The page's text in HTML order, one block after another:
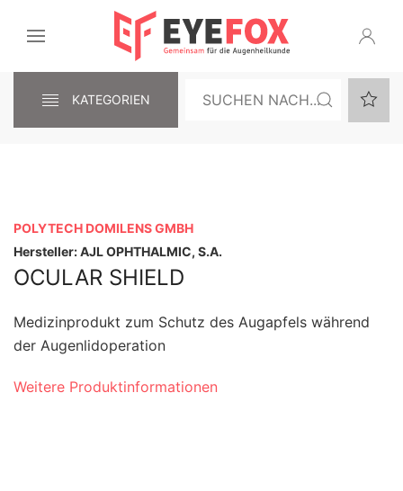
KATEGORIEN
POLYTECH DOMILENS GMBH
Hersteller: AJL OPHTHALMIC, S.A.
OCULAR SHIELD
Medizinprodukt zum Schutz des Augapfels während
der Augenlidoperation
Weitere Produktinformationen